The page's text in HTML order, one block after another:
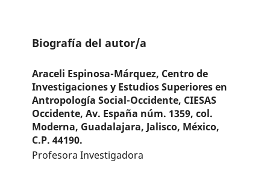
Biografía del autor/a
Araceli Espinosa-Márquez, Centro de
Investigaciones y Estudios Superiores en
Antropología Social-Occidente, CIESAS
Occidente, Av. España núm. 1359, col.
Moderna, Guadalajara, Jalisco, México,
C.P. 44190.
Profesora Investigadora